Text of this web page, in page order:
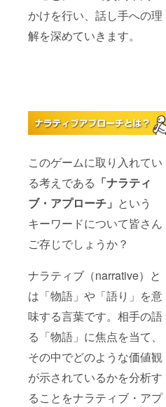
かけを行い、話し手への理
解を深めていきます。
このゲームに取り入れてい
る考えである 「ナラティ
ブ・アプローチ」 という
キーワードについて皆さん
ご存じでしょうか？
ナラティブ（narrative）と
は「物語」や「語り」を意
味する言葉です。相手の語
る「物語」に焦点を当て、
その中でどのような価値観
が示されているかを分析す
ることをナラティブ・アプ